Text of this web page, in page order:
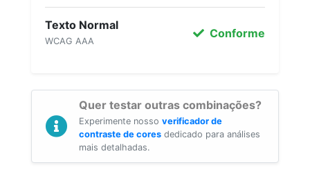
Texto Normal
WCAG AAA
Conforme
Quer testar outras combinações?
Experimente nosso verificador de
contraste de cores dedicado para análises
mais detalhadas.